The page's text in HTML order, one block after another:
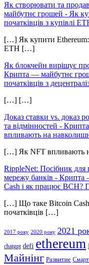
Як створювати та
майбутнє грошей - Як
початківців з купівлі
[…] Як купити Ethereum:
ETH […]
Як блокчейн вирішує
Крипта — майбутнє
початківців з
[…] […]
Доказ ставки vs. доказ
та відмінностей -
впливають на
[…] Як NFT впливають
RippleNet: Посібник для
мережу банків -
Cash і як працює BCH?
[…] Що таке Bitcoin Cash
початківців […]
2017 року 2020 року 2021
chatgpt defi ethereum
Майнінг Развитие